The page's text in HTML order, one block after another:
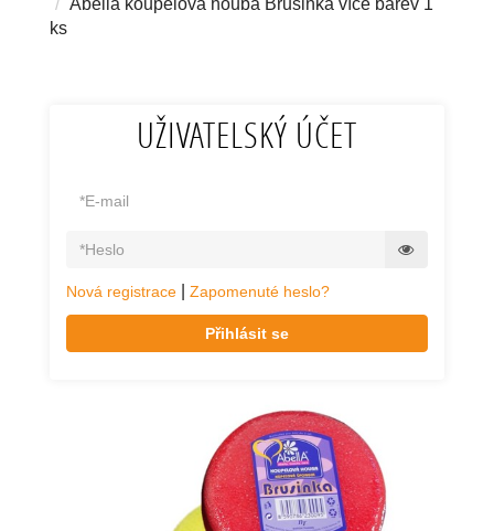
Abella koupelová houba Brusinka více barev 1
ks
UŽIVATELSKÝ ÚČET
Nová registrace Zapomenuté heslo?
Přihlásit se